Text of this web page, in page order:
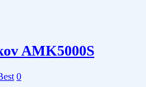
AMK5000S
0